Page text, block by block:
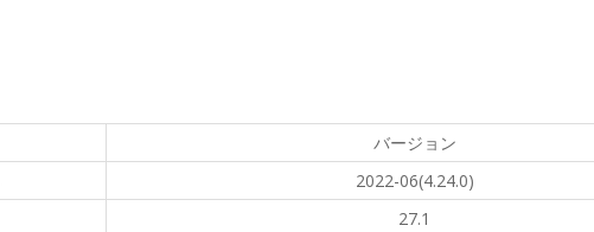
バージョン
2022-06(4.24.0)
27.1